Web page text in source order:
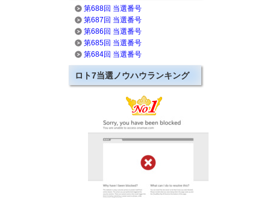
第688回 当選番号
第687回 当選番号
第686回 当選番号
第685回 当選番号
第684回 当選番号
ロト7当選ノウハウランキング